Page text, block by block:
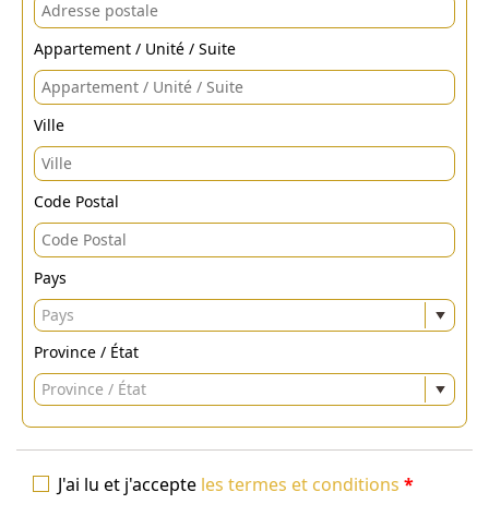
Appartement / Unité / Suite
Ville
Code Postal
Pays
Pays
Province / État
Province / État
J'ai lu et j'accepte les termes et conditions *